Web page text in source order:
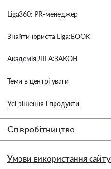
Liga360: PR-менеджер
Знайти юриста Liga:BOOK
Академія ЛІГА:ЗАКОН
Теми в центрі уваги
Усі рішення і продукти
Співробітництво
Умови використання сайту